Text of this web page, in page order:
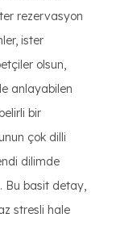
rezervasyon
ister
olsun,
anlayabilen
bir
çok dilli
dilimde
Bu basit detay,
stresli hale